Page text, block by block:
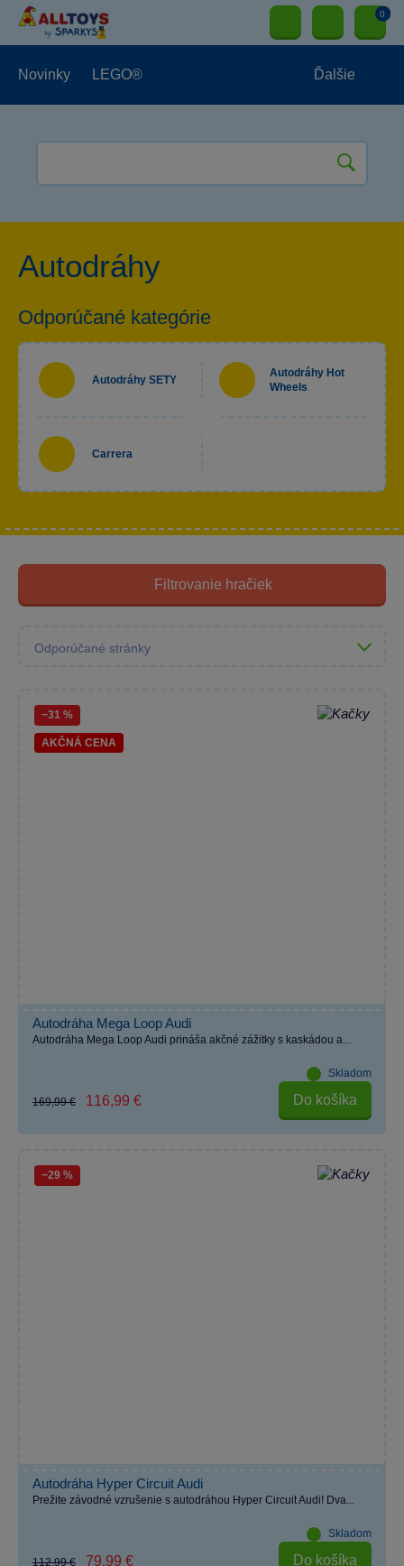
0
Novinky LEGO®
Hračky pre chlapcov
Hračky pre dievčatá Papierníctvo
Ďalšie
Autodráhy
Odporúčané kategórie
Autodráhy SETY
Autodráhy Hot
Wheels
Carrera
Filtrovanie hračiek
−31 %
AKČNÁ CENA
Autodráha Mega Loop Audi
Autodráha Mega Loop Audi prináša akčné zážitky s kaskádou a...
Skladom
169,99 € 116,99 € Do košíka
−29 %
Autodráha Hyper Circuit Audi
Prežite závodné vzrušenie s autodráhou Hyper Circuit Audi! Dva...
Skladom
112,99 € 79,99 € Do košíka